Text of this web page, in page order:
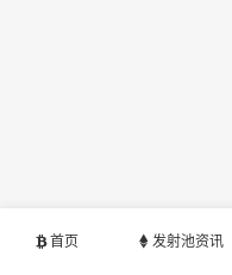
首页 发射池资讯